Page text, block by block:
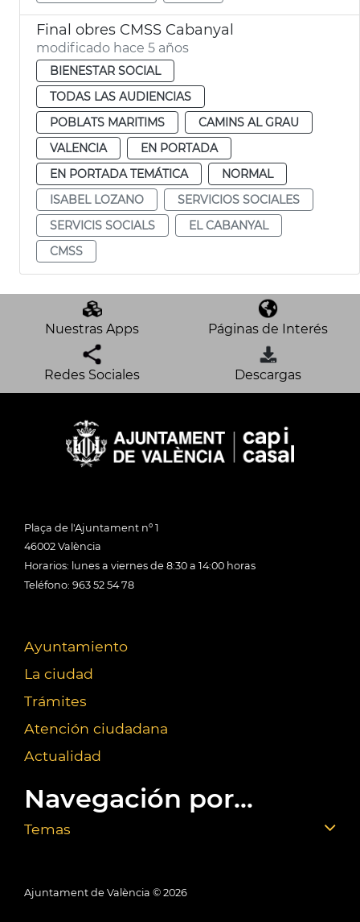
Final obres CMSS Cabanyal
modificado hace 5 años
BIENESTAR SOCIAL
TODAS LAS AUDIENCIAS
POBLATS MARITIMS
CAMINS AL GRAU
VALENCIA
EN PORTADA
EN PORTADA TEMÁTICA
NORMAL
ISABEL LOZANO
SERVICIOS SOCIALES
SERVICIS SOCIALS
EL CABANYAL
CMSS
Nuestras Apps Páginas de Interés
Redes Sociales Descargas
Plaça de l'Ajuntament nº 1
46002 València
Horarios: lunes a viernes de 8:30 a 14:00 horas
Teléfono: 963 52 54 78
Ayuntamiento
La ciudad
Trámites
Atención ciudadana
Actualidad
Navegación por...
Temas
Ajuntament de València © 2026